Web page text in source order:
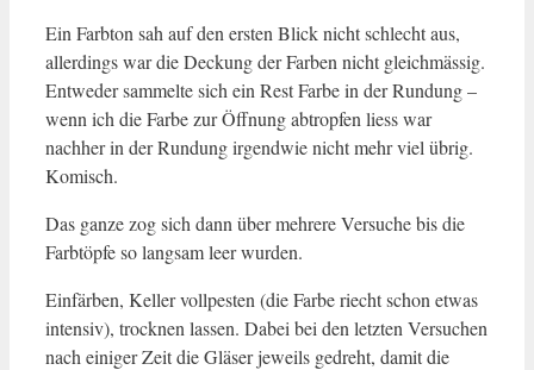
Ein Farbton sah auf den ersten Blick nicht schlecht aus,
allerdings war die Deckung der Farben nicht gleichmässig.
Entweder sammelte sich ein Rest Farbe in der Rundung –
wenn ich die Farbe zur Öffnung abtropfen liess war
nachher in der Rundung irgendwie nicht mehr viel übrig.
Komisch.
Das ganze zog sich dann über mehrere Versuche bis die
Farbtöpfe so langsam leer wurden.
Einfärben, Keller vollpesten (die Farbe riecht schon etwas
intensiv), trocknen lassen. Dabei bei den letzten Versuchen
nach einiger Zeit die Gläser jeweils gedreht, damit die